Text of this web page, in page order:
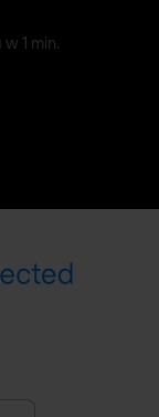
1 min.